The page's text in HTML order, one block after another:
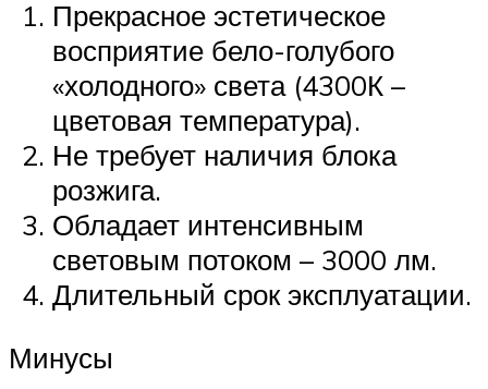
Прекрасное эстетическое
восприятие бело-голубого
«холодного» света (4300К –
цветовая температура).
Не требует наличия блока
розжига.
Обладает интенсивным
световым потоком – 3000 лм.
Длительный срок эксплуатации.
Минусы